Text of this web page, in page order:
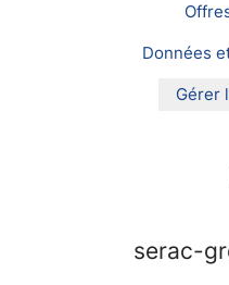
Données
Gérer
serac-